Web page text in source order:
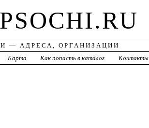
— АДРЕСА, ОРГАНИЗАЦИИ
Карта Как попасть в каталог Контакты